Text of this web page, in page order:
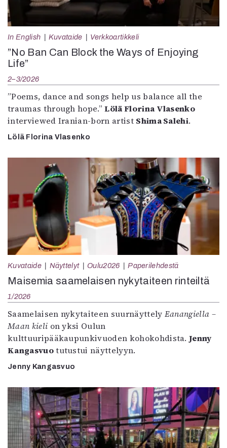
In English Kuvataide Verkkoartikkeli
”No Ban Can Block the Ways of Enjoying
Life”
2–3/2026
”Poems, dance and songs help us balance all the
traumas through hope.”Lölä Florina Vlasenko
interviewed Iranian-born artist Shima Salehi.
Lölä Florina Vlasenko
Kuvataide Näyttelyt Oulu2026 Paperilehdestä
Maisemia saamelaisen nykytaiteen rinteiltä
1/2026
Saamelaisen nykytaiteen suurnäyttely Eanangiella –
Maan kieli on yksi Oulun
kulttuuripääkaupunkivuoden kohokohdista.Jenny
Kangasvuotutustui näyttelyyn.
Jenny Kangasvuo